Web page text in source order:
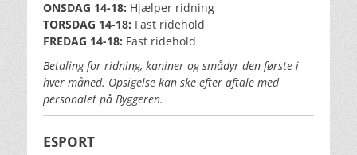
ONSDAG 14-18: Hjælper ridning
TORSDAG 14-18: Fast ridehold
FREDAG 14-18: Fast ridehold
Betaling for ridning, kaniner og smådyr den første i
hver måned. Opsigelse kan ske efter aftale med
personalet på Byggeren.
ESPORT